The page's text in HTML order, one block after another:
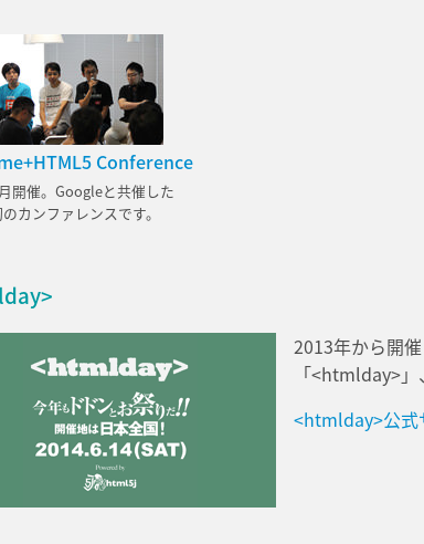
Conference
開催。Googleと共催した
カンファレンスです。
2013年から開
「<htmlday>
<htmlday>公式